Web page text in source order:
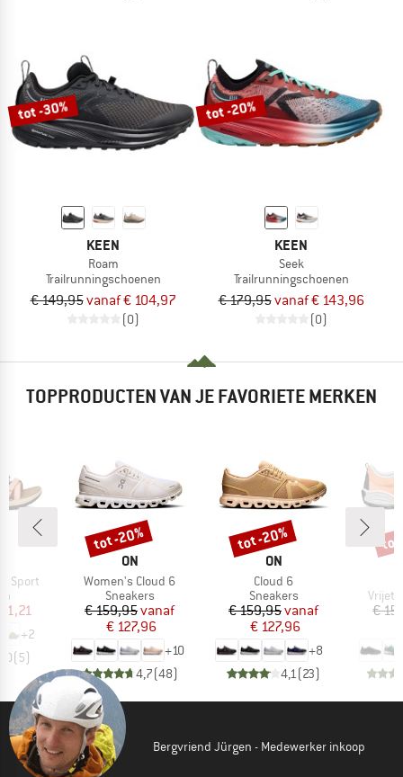
tot -30%
KEEN
Roam
Trailrunningschoenen
€ 149,95vanaf € 104,97
(0)
tot -20%
KEEN
Seek
Trailrunningschoenen
€ 179,95vanaf € 143,96
(0)
TOPPRODUCTEN VAN JE FAVORIETE MERKEN
Sport
prijs
+2
(5)
MERK
ON
Artikel
Women's Cloud 6
Productgroep
Sneakers
Prijs
€ 159,95Verlaagde prijs
vanaf
€ 127,96
+10
4,7(48)
Korting
tot -20%
MERK
ON
Artikel
Cloud 6
Productgroep
Sneakers
Prijs
€ 159,95Verlaagde prijs
vanaf
€ 127,96
+8
4,1 (23)
Korting
tot -20%
€
Bergvriend Jürgen - Medewerker inkoop